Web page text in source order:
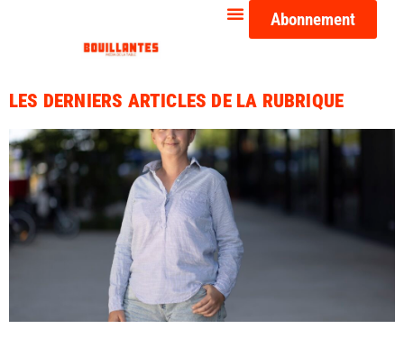
Abonnement
LES DERNIERS ARTICLES DE LA RUBRIQUE